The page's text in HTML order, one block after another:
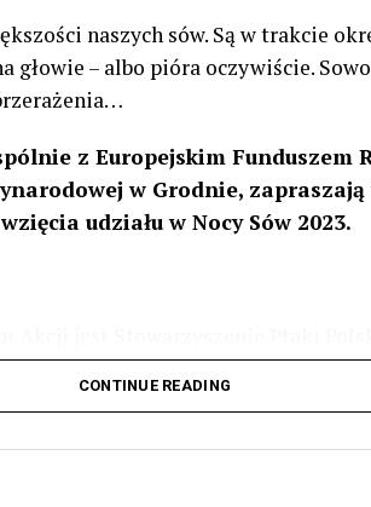
naszych sów. Są w trakcie
głowie – albo pióra oczywiście.
z Europejskim Funduszem
w Grodnie,
udziału w Nocy Sów 2023.
2023 r. wg harmonogramu
CONTINUE READING